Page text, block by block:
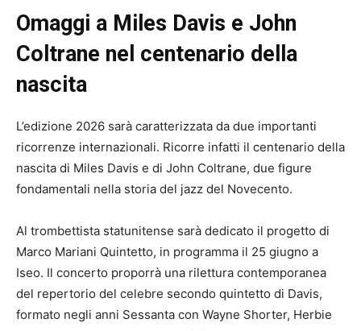
Omaggi a Miles Davis e John
Coltrane nel centenario della
nascita
L’edizione 2026 sarà caratterizzata da due importanti
ricorrenze internazionali. Ricorre infatti il centenario della
nascita di Miles Davis e di John Coltrane, due figure
fondamentali nella storia del jazz del Novecento.
Al trombettista statunitense sarà dedicato il progetto di
Marco Mariani Quintetto, in programma il 25 giugno a
Iseo. Il concerto proporrà una rilettura contemporanea
del repertorio del celebre secondo quintetto di Davis,
formato negli anni Sessanta con Wayne Shorter, Herbie